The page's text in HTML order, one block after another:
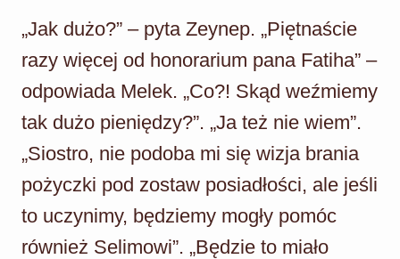
„Jak dużo?” – pyta Zeynep. „Piętnaście
razy więcej od honorarium pana Fatiha” –
odpowiada Melek. „Co?! Skąd weźmiemy
tak dużo pieniędzy?”. „Ja też nie wiem”.
„Siostro, nie podoba mi się wizja brania
pożyczki pod zostaw posiadłości, ale jeśli
to uczynimy, będziemy mogły pomóc
również Selimowi”. „Będzie to miało